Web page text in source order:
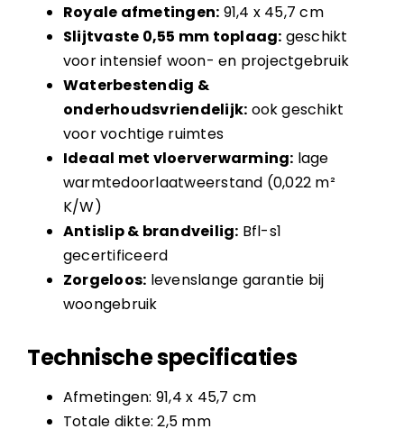
Royale afmetingen: 91,4 x 45,7 cm
Slijtvaste 0,55 mm toplaag: geschikt
voor intensief woon- en projectgebruik
Waterbestendig &
onderhoudsvriendelijk: ook geschikt
voor vochtige ruimtes
Ideaal met vloerverwarming: lage
warmtedoorlaatweerstand (0,022 m²
K/W)
Antislip & brandveilig: Bfl-s1
gecertificeerd
Zorgeloos: levenslange garantie bij
woongebruik
Technische specificaties
Afmetingen: 91,4 x 45,7 cm
Totale dikte: 2,5 mm